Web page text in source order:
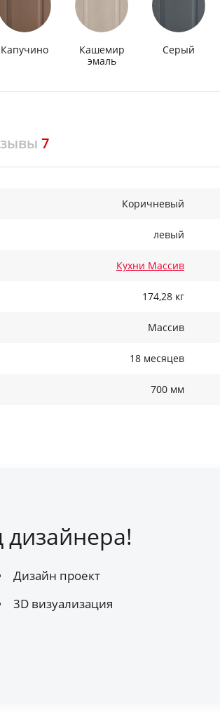
Капучино
Кашемир
эмаль
Серый
7
Коричневый
левый
Кухни Массив
174,28 кг
Массив
18 месяцев
700 мм
дизайнера!
Дизайн проект
3D визуализация